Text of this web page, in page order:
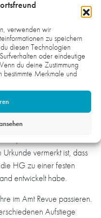
verwenden wir
zu speichern
diesen Technologien
oder eindeutige
du deine Zustimmung
bestimmte Merkmale und
Präsident des Badischen
wird, wird aus seinen
Fähigkeiten,
zusammenzuhalten,
vermerkt ist, dass
HG zu einer festen
entwickelt habe.
im Amt Revue passieren.
Aufstiege